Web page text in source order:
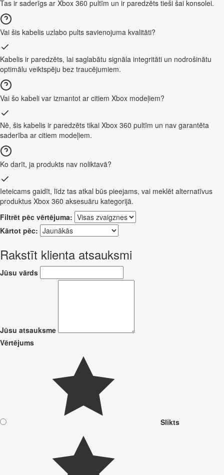
Tas ir saderīgs ar Xbox 360 pultīm un ir paredzēts tieši šai konsolei.
Vai šis kabelis uzlabo pults savienojuma kvalitāti?
Kabelis ir paredzēts, lai saglabātu signāla integritāti un nodrošinātu
optimālu veiktspēju bez traucējumiem.
Vai šo kabeli var izmantot ar citiem Xbox modeļiem?
Nē, šis kabelis ir paredzēts tikai Xbox 360 pultīm un nav garantēta
saderība ar citiem modeļiem.
Ko darīt, ja produkts nav noliktavā?
Ieteicams gaidīt, līdz tas atkal būs pieejams, vai meklēt alternatīvus
produktus Xbox 360 aksesuāru kategorijā.
Filtrēt pēc vērtējuma:
Kārtot pēc:
Rakstīt klienta atsauksmi
Jūsu vārds
Jūsu atsauksme
Vērtējums
Slikts